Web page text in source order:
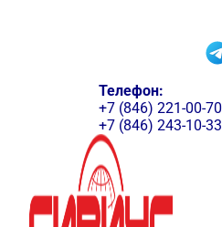
Телефон:
+7 (846) 221-00-70
+7 (846) 243-10-33